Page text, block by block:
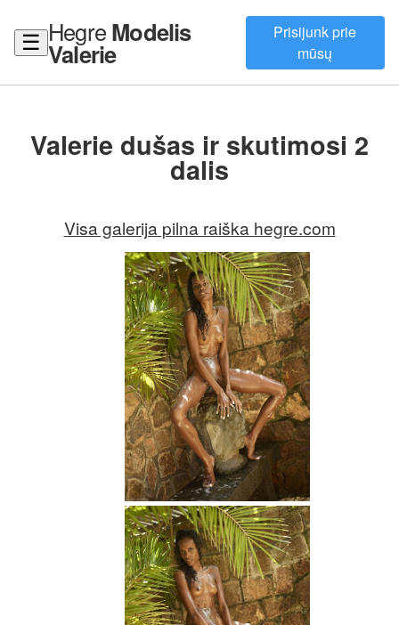
☰ HegreModelis
Valerie
Prisijunk prie
mūsų
Valerie dušas ir skutimosi 2
dalis
Visa galerija pilna raiška hegre.com